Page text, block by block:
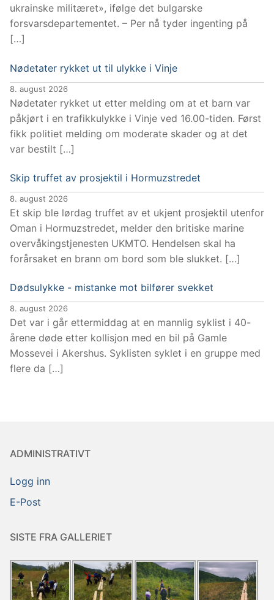
ukrainske militæret», ifølge det bulgarske
forsvarsdepartementet. – Per nå tyder ingenting på
[…]
Nødetater rykket ut til ulykke i Vinje
8. august 2026
Nødetater rykket ut etter melding om at et barn var
påkjørt i en trafikkulykke i Vinje ved 16.00-tiden. Først
fikk politiet melding om moderate skader og at det
var bestilt […]
Skip truffet av prosjektil i Hormuzstredet
8. august 2026
Et skip ble lørdag truffet av et ukjent prosjektil utenfor
Oman i Hormuzstredet, melder den britiske marine
overvåkingstjenesten UKMTO. Hendelsen skal ha
forårsaket en brann om bord som ble slukket. […]
Dødsulykke - mistanke mot bilfører svekket
8. august 2026
Det var i går ettermiddag at en mannlig syklist i 40-
årene døde etter kollisjon med en bil på Gamle
Mossevei i Akershus. Syklisten syklet i en gruppe med
flere da […]
ADMINISTRATIVT
Logg inn
E-Post
SISTE FRA GALLERIET